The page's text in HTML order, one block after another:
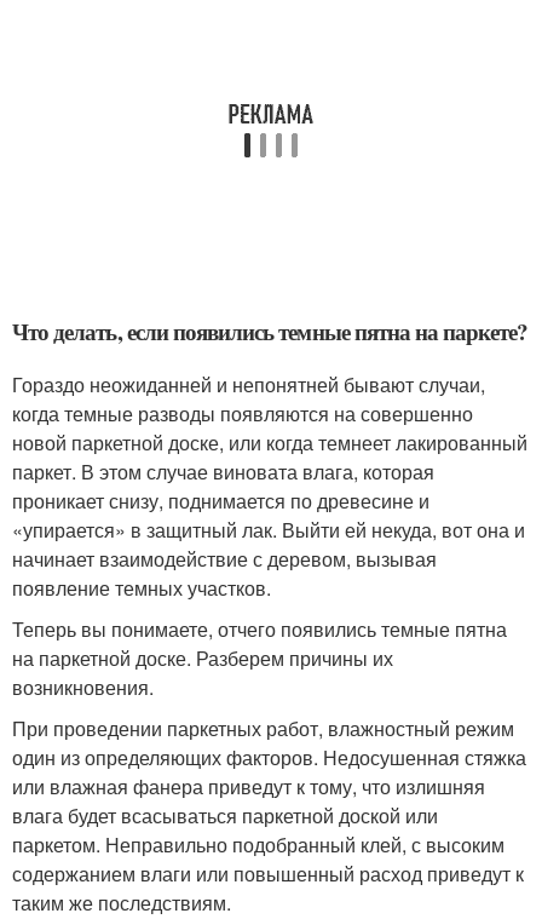
Что делать, если появились темные пятна на паркете?
Гораздо неожиданней и непонятней бывают случаи,
когда темные разводы появляются на совершенно
новой паркетной доске, или когда темнеет лакированный
паркет. В этом случае виновата влага, которая
проникает снизу, поднимается по древесине и
«упирается» в защитный лак. Выйти ей некуда, вот она и
начинает взаимодействие с деревом, вызывая
появление темных участков.
Теперь вы понимаете, отчего появились темные пятна
на паркетной доске. Разберем причины их
возникновения.
При проведении паркетных работ, влажностный режим
один из определяющих факторов. Недосушенная стяжка
или влажная фанера приведут к тому, что излишняя
влага будет всасываться паркетной доской или
паркетом. Неправильно подобранный клей, с высоким
содержанием влаги или повышенный расход приведут к
таким же последствиям.